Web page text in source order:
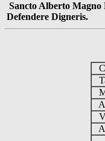
Sancto Alberto Magno
Defendere Digneris.